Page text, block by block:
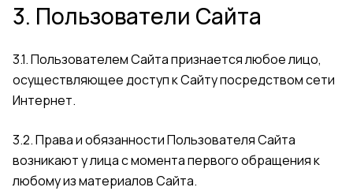
3. Пользователи Сайта
3.1. Пользователем Сайта признается любое лицо,
осуществляющее доступ к Сайту посредством сети
Интернет.
3.2. Права и обязанности Пользователя Сайта
возникают у лица с момента первого обращения к
любому из материалов Сайта.